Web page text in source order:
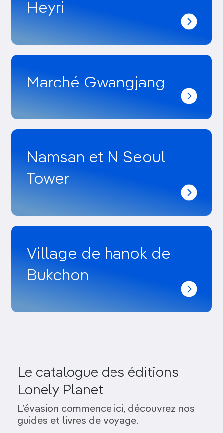
Heyri
Marché Gwangjang
Namsan et N Seoul
Tower
Village de hanok de
Bukchon
Le catalogue des éditions
Lonely Planet
L’évasion commence ici, découvrez nos
guides et livres de voyage.